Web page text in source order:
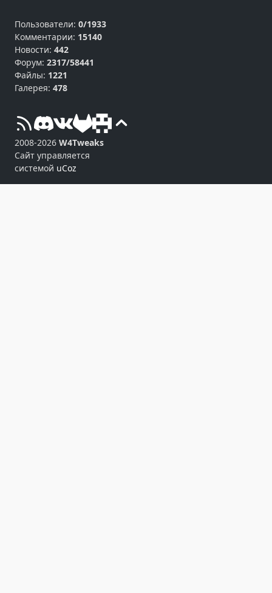
Пользователи: 0/1933
Комментарии: 15140
Новости: 442
Форум: 2317/58441
Файлы: 1221
Галерея: 478
2008-2026 W4Tweaks
Сайт управляется
системой uCoz